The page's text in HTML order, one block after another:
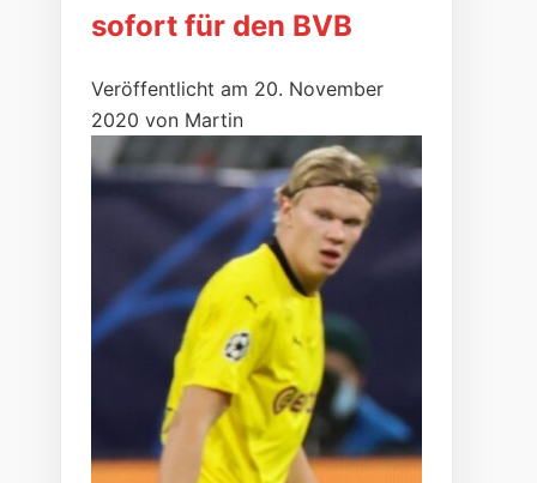
sofort für den BVB
Veröffentlicht am 20. November
2020 von Martin